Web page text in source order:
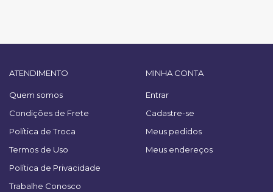
ATENDIMENTO
Quem somos
Condições de Frete
Política de Troca
Termos de Uso
Política de Privacidade
Trabalhe Conosco
MINHA CONTA
Entrar
Cadastre-se
Meus pedidos
Meus endereços